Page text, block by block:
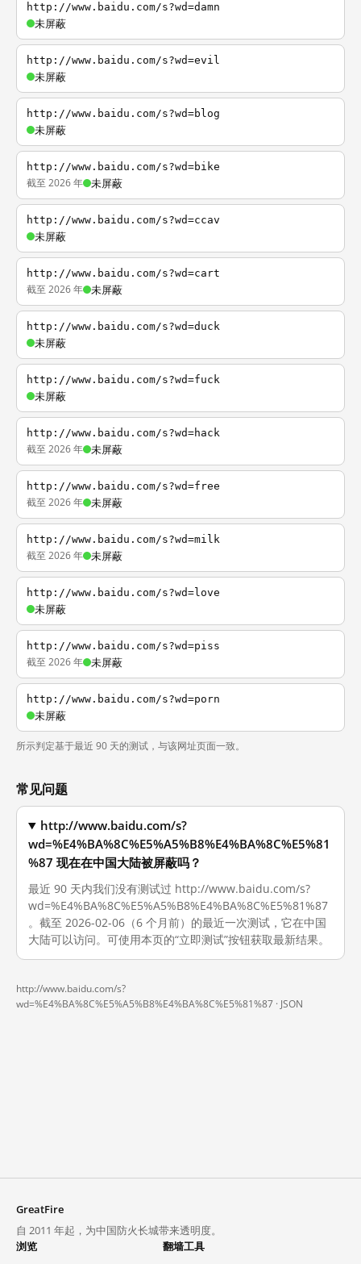
http://www.baidu.com/s?wd=damn
未屏蔽
http://www.baidu.com/s?wd=evil
未屏蔽
http://www.baidu.com/s?wd=blog
未屏蔽
http://www.baidu.com/s?wd=bike
截至 2026 年 未屏蔽
http://www.baidu.com/s?wd=ccav
未屏蔽
http://www.baidu.com/s?wd=cart
截至 2026 年 未屏蔽
http://www.baidu.com/s?wd=duck
未屏蔽
http://www.baidu.com/s?wd=fuck
未屏蔽
http://www.baidu.com/s?wd=hack
截至 2026 年 未屏蔽
http://www.baidu.com/s?wd=free
截至 2026 年 未屏蔽
http://www.baidu.com/s?wd=milk
截至 2026 年 未屏蔽
http://www.baidu.com/s?wd=love
未屏蔽
http://www.baidu.com/s?wd=piss
截至 2026 年 未屏蔽
http://www.baidu.com/s?wd=porn
未屏蔽
所示判定基于最近 90 天的测试，与该网址页面一致。
常见问题
http://www.baidu.com/s?
wd=%E4%BA%8C%E5%A5%B8%E4%BA%8C%E5%81
%87 现在在中国大陆被屏蔽吗？
最近 90 天内我们没有测试过 http://www.baidu.com/s?
wd=%E4%BA%8C%E5%A5%B8%E4%BA%8C%E5%81%87
。截至 2026-02-06（6 个月前）的最近一次测试，它在中国
大陆可以访问。可使用本页的“立即测试”按钮获取最新结果。
http://www.baidu.com/s?
wd=%E4%BA%8C%E5%A5%B8%E4%BA%8C%E5%81%87 · JSON
GreatFire
自 2011 年起，为中国防火长城带来透明度。
浏览
翻墙工具